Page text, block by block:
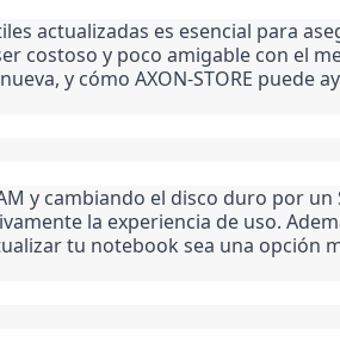
actualizadas es esencial para
costoso y poco amigable con el
y cómo AXON-STORE puede
y cambiando el disco duro por un
la experiencia de uso.
tu notebook sea una opción